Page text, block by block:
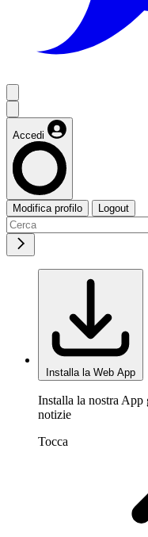
Accedi
Modifica profilo Logout
Installa la Web App
Installa la nostra App
notizie
Tocca